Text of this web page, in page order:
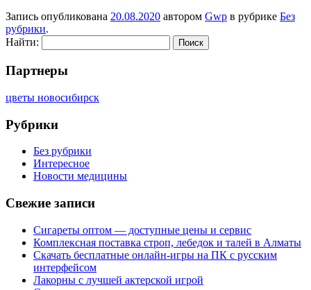
Запись опубликована 20.08.2020 автором Gwp в рубрике Без
рубрики.
Найти:
Партнеры
цветы новосибирск
Рубрики
Без рубрики
Интересное
Новости медицины
Свежие записи
Сигареты оптом — доступные цены и сервис
Комплексная поставка строп, лебедок и талей в Алматы
Скачать бесплатные онлайн-игры на ПК с русским
интерфейсом
Лакорны с лучшей актерской игрой